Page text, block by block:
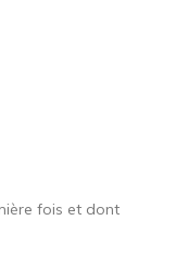
fois et dont